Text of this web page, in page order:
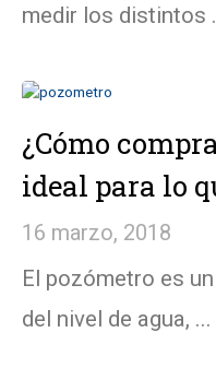
medir los distintos
¿Cómo
ideal para lo
16 marzo, 2018
El pozómetro es
del nivel de agua, ...